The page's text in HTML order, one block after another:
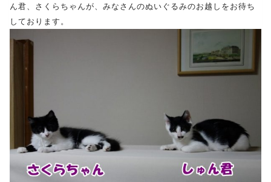
ん君、さくらちゃんが、みなさんのぬいぐるみのお越しをお待ち
しております。